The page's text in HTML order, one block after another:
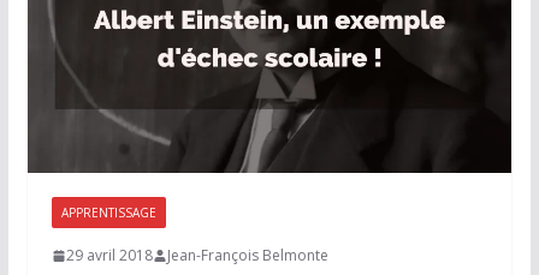
APPRENTISSAGE
29 avril 2018 Jean-François Belmonte